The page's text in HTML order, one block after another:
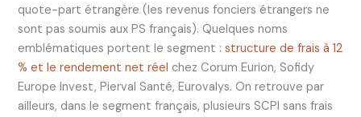
quote-part étrangère (les revenus fonciers étrangers ne
sont pas soumis aux PS français). Quelques noms
emblématiques portent le segment :structure de frais à 12
% et le rendement net réel chez Corum Eurion, Sofidy
Europe Invest, Pierval Santé, Eurovalys. On retrouve par
ailleurs, dans le segment français, plusieurs SCPI sans frais